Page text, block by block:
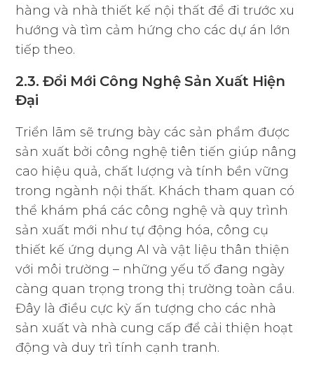
hàng và nhà thiết kế nội thất để đi trước xu
hướng và tìm cảm hứng cho các dự án lớn
tiếp theo.
2.3. Đổi Mới Công Nghệ Sản Xuất Hiện
Đại
Triển lãm sẽ trưng bày các sản phẩm được
sản xuất bởi công nghệ tiên tiến giúp nâng
cao hiệu quả, chất lượng và tính bền vững
trong ngành nội thất. Khách tham quan có
thể khám phá các công nghệ và quy trình
sản xuất mới như tự động hóa, công cụ
thiết kế ứng dụng AI và vật liệu thân thiện
với môi trường – những yếu tố đang ngày
càng quan trọng trong thị trường toàn cầu.
Đây là điều cực kỳ ấn tượng cho các nhà
sản xuất và nhà cung cấp để cải thiện hoạt
động và duy trì tính cạnh tranh.